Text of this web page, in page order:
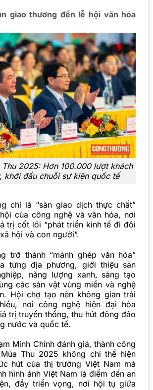
giao thương đến lễ hội văn hóa
2025: Hơn 100.000 lượt khách
khởi đầu chuỗi sự kiện quốc tế
chỉ là “sàn giao dịch thực chất”
của công nghệ và văn hóa, nơi
trị cốt lõi “phát triển kinh tế đi đôi
hội và con người”.
trở thành “mảnh ghép văn hóa”
từng địa phương, giới thiệu sản
năng lượng xanh, sáng tạo
các sản vật vùng miền và nghệ
Hội chợ tạo nên không gian trải
nơi công nghệ hiện đại hòa
trị truyền thống, thu hút đông đảo
nước và quốc tế.
Minh Chính đánh giá, thành công
Thu 2025 không chỉ thể hiện
hút của thị trường Việt Nam mà
hình ảnh Việt Nam là điểm đến an
đầy triển vọng, nơi hội tụ giữa